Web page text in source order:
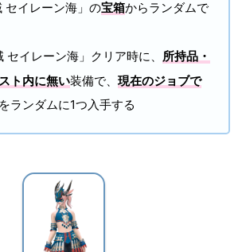
セイレーン海」の宝箱からランダムで
セイレーン海」クリア時に、 所持品・
ト内に無い装備で、 現在のジョブで
をランダムに1つ入手する